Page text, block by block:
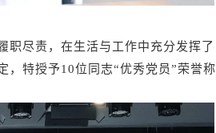
职尽责，在生活与工作中充分发挥了
，特授予10位同志“优秀党员”荣誉称